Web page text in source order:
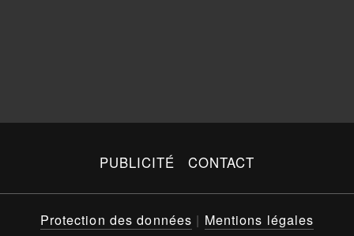
PUBLICITÉ CONTACT
Protection des données | Mentions légales